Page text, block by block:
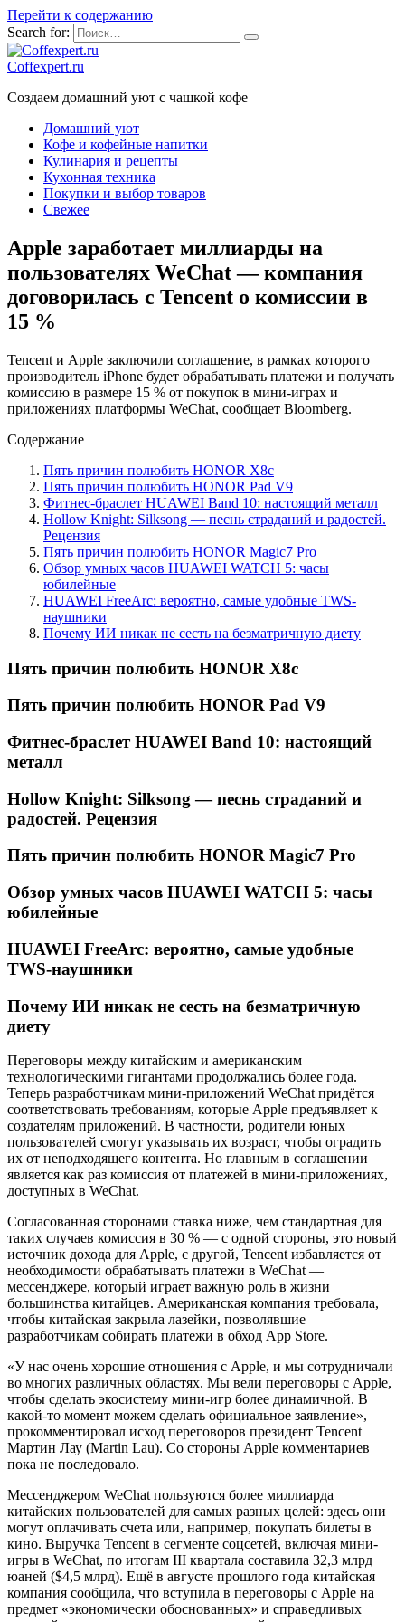
Перейти к содержанию
Search for:
Coffexpert.ru
Создаем домашний уют с чашкой кофе
Домашний уют
Кофе и кофейные напитки
Кулинария и рецепты
Кухонная техника
Покупки и выбор товаров
Свежее
Apple заработает миллиарды на
пользователях WeChat — компания
договорилась с Tencent о комиссии в
15 %
Tencent и Apple заключили соглашение, в рамках которого
производитель iPhone будет обрабатывать платежи и получать
комиссию в размере 15 % от покупок в мини-играх и
приложениях платформы WeChat, сообщает Bloomberg.
Содержание
Пять причин полюбить HONOR X8c
Пять причин полюбить HONOR Pad V9
Фитнес-браслет HUAWEI Band 10: настоящий металл
Hollow Knight: Silksong — песнь страданий и радостей.
Рецензия
Пять причин полюбить HONOR Magic7 Pro
Обзор умных часов HUAWEI WATCH 5: часы
юбилейные
HUAWEI FreeArc: вероятно, самые удобные TWS-
наушники
Почему ИИ никак не сесть на безматричную диету
Пять причин полюбить HONOR X8c
Пять причин полюбить HONOR Pad V9
Фитнес-браслет HUAWEI Band 10: настоящий
металл
Hollow Knight: Silksong — песнь страданий и
радостей. Рецензия
Пять причин полюбить HONOR Magic7 Pro
Обзор умных часов HUAWEI WATCH 5: часы
юбилейные
HUAWEI FreeArc: вероятно, самые удобные
TWS-наушники
Почему ИИ никак не сесть на безматричную
диету
Переговоры между китайским и американским
технологическими гигантами продолжались более года.
Теперь разработчикам мини-приложений WeChat придётся
соответствовать требованиям, которые Apple предъявляет к
создателям приложений. В частности, родители юных
пользователей смогут указывать их возраст, чтобы оградить
их от неподходящего контента. Но главным в соглашении
является как раз комиссия от платежей в мини-приложениях,
доступных в WeChat.
Согласованная сторонами ставка ниже, чем стандартная для
таких случаев комиссия в 30 % — с одной стороны, это новый
источник дохода для Apple, с другой, Tencent избавляется от
необходимости обрабатывать платежи в WeChat —
мессенджере, который играет важную роль в жизни
большинства китайцев. Американская компания требовала,
чтобы китайская закрыла лазейки, позволявшие
разработчикам собирать платежи в обход App Store.
«У нас очень хорошие отношения с Apple, и мы сотрудничали
во многих различных областях. Мы вели переговоры с Apple,
чтобы сделать экосистему мини-игр более динамичной. В
какой-то момент можем сделать официальное заявление», —
прокомментировал исход переговоров президент Tencent
Мартин Лау (Martin Lau). Со стороны Apple комментариев
пока не последовало.
Мессенджером WeChat пользуются более миллиарда
китайских пользователей для самых разных целей: здесь они
могут оплачивать счета или, например, покупать билеты в
кино. Выручка Tencent в сегменте соцсетей, включая мини-
игры в WeChat, по итогам III квартала составила 32,3 млрд
юаней ($4,5 млрд). Ещё в августе прошлого года китайская
компания сообщила, что вступила в переговоры с Apple на
предмет «экономически обоснованных» и справедливых